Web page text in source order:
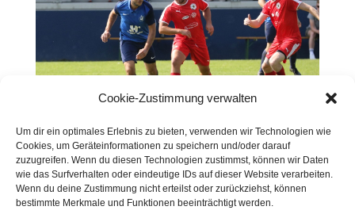
Cookie-Zustimmung verwalten
Um dir ein optimales Erlebnis zu bieten, verwenden wir Technologien wie
Cookies, um Geräteinformationen zu speichern und/oder darauf
zuzugreifen. Wenn du diesen Technologien zustimmst, können wir Daten
wie das Surfverhalten oder eindeutige IDs auf dieser Website verarbeiten.
Wenn du deine Zustimmung nicht erteilst oder zurückziehst, können
bestimmte Merkmale und Funktionen beeinträchtigt werden.
Bild herunterladen